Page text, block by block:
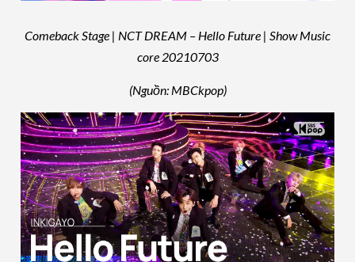
Comeback Stage | NCT DREAM – Hello Future | Show Music
core 20210703
(Nguồn: MBCkpop)